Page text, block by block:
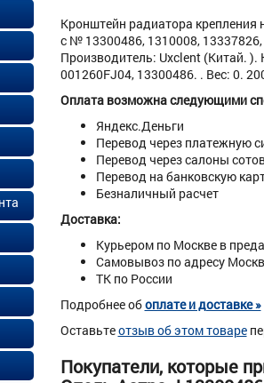
Кронштейн радиатора
с № 13300486, 1310008,
Производитель: Uxclent (Китай.
001260FJ04, 13300486. . Вес: 0.
Оплата возможна следующими
Яндекс.Деньги
Перевод через платежную
Перевод через салоны
Перевод на банковскую
Безналичный расчет
Доставка:
Курьером по Москве в
Самовывоз по адресу
ТК по России
Подробнее обоплате и доставке »
Оставьтеотзыв об этом товаре
Покупатели, которые